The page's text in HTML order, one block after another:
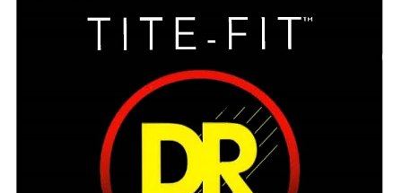
ベース ウクレレ
パーカッション
キーボード 電子ピアノ